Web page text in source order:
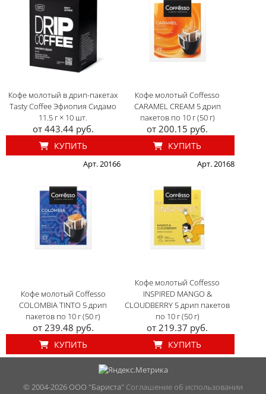
Кофе молотый в дрип-пакетах
Tasty Coffee Эфиопия Сидамо
11.5 г × 10 шт.
от 443.44 руб.
КУПИТЬ
Кофе молотый Coffesso
CARAMEL CREAM 5 дрип
пакетов по 10 г (50 г)
от 200.15 руб.
КУПИТЬ
Арт. 20166
Кофе молотый Coffesso
COLOMBIA TINTO 5 дрип
пакетов по 10 г (50 г)
от 239.48 руб.
КУПИТЬ
Арт. 20168
Кофе молотый Coffesso
INSPIRED MANGO &
CLOUDBERRY 5 дрип пакетов
по 10 г (50 г)
от 219.37 руб.
КУПИТЬ
© 2004-2026 ООО "Бариста" Соглашение об использовании